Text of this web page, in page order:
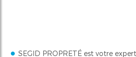
SEGID PROPRETÉ est votre